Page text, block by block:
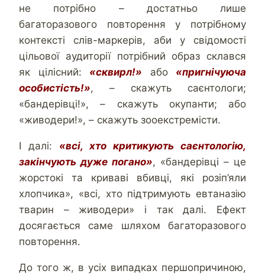
не потрібно – достатньо лише
багаторазового повторення у потрібному
контексті слів-маркерів, аби у свідомості
цільової аудиторії потрібний образ склався
як цілісний: «сквирл!» або «пригнічуюча
особистість!», – скажуть саєнтологи;
«бандерівці!», – скажуть окупанти; або
«живодери!», – скажуть зооекстремісти.
І далі: «всі, хто критикують саєнтологію,
закінчують дуже погано», «бандерівці – це
жорстокі та криваві вбивці, які розіп’яли
хлопчика», «всі, хто підтримують евтаназію
тварин – живодери» і так далі. Ефект
досягається саме шляхом багаторазового
повторення.
До того ж, в усіх випадках першопричиною,